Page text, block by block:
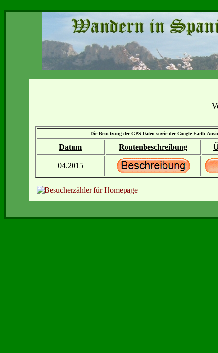
Die Benutzung derGPS-Daten sowie derGoogle Earth-
Datum Routenbeschreibung
04.2015